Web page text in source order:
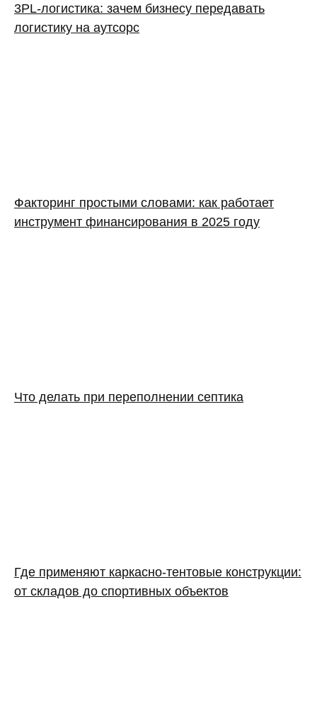
3PL‑логистика: зачем бизнесу передавать
логистику на аутсорс
Факторинг простыми словами: как работает
инструмент финансирования в 2025 году
Что делать при переполнении септика
Где применяют каркасно‑тентовые конструкции:
от складов до спортивных объектов